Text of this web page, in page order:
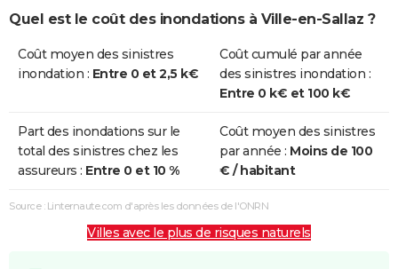
Quel est le coût des inondations à Ville-en-Sallaz ?
Coût moyen des sinistres
inondation : Entre 0 et 2,5 k€
Coût cumulé par année
des sinistres inondation :
Entre 0 k€ et 100 k€
Part des inondations sur le
total des sinistres chez les
assureurs : Entre 0 et 10 %
Coût moyen des sinistres
par année : Moins de 100
€ / habitant
Source : Linternaute.com d'après les données de l'ONRN
Villes avec le plus de risques naturels